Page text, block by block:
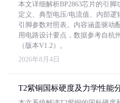
本文详细解析BP2863芯片的引
定义、典型电压/电流值、内部
引脚参数对照表。内容涵盖驱动
用电路设计要点，数据参考自杭
（版本V1.2）。
2026年8月4日
T2紫铜国标硬度及力学性能